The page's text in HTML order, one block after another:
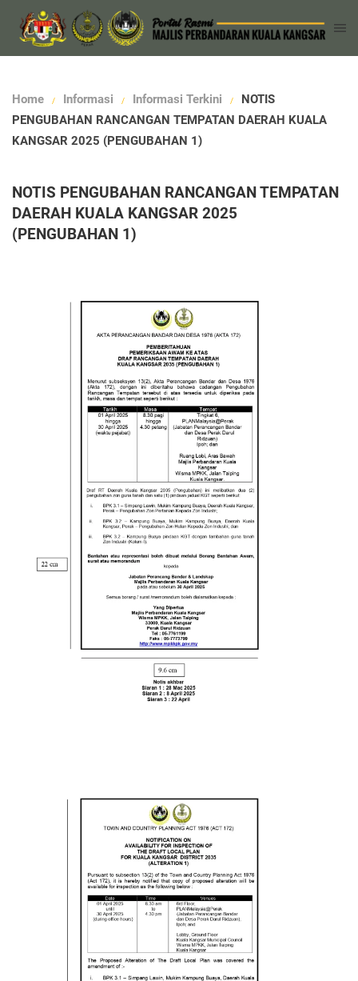
Home Informasi Informasi Terkini
NOTIS
PENGUBAHAN RANCANGAN TEMPATAN DAERAH KUALA
KANGSAR 2025 (PENGUBAHAN 1)
NOTIS PENGUBAHAN RANCANGAN TEMPATAN
DAERAH KUALA KANGSAR 2025
(PENGUBAHAN 1)
Read more